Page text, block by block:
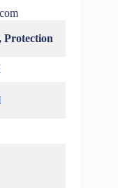
Protection